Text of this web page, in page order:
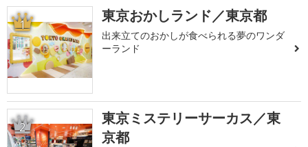
1 東京おかしランド／東京都
出来立てのおかしが食べられる夢のワンダ
ーランド
2
東京ミステリーサーカス／東
京都